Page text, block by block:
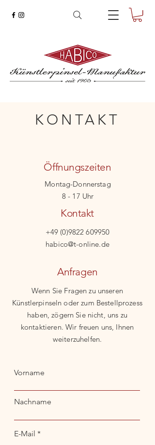
KONTAKT
Öffnungszeiten
Montag-Donnerstag
8 - 17 Uhr
Kontakt
+49 (0)9822 609950
habico@t-online.de
Anfragen
Wenn Sie Fragen zu unseren
Künstlerpinseln oder zum Bestellprozess
haben, zögern Sie nicht, uns zu
kontaktieren. Wir freuen uns, Ihnen
weiterzuhelfen.
Vorname
Nachname
E-Mail